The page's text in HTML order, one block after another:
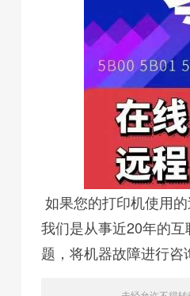
如果您的打印机使用
我们是从事近20年的
题，将机器故障进行咨